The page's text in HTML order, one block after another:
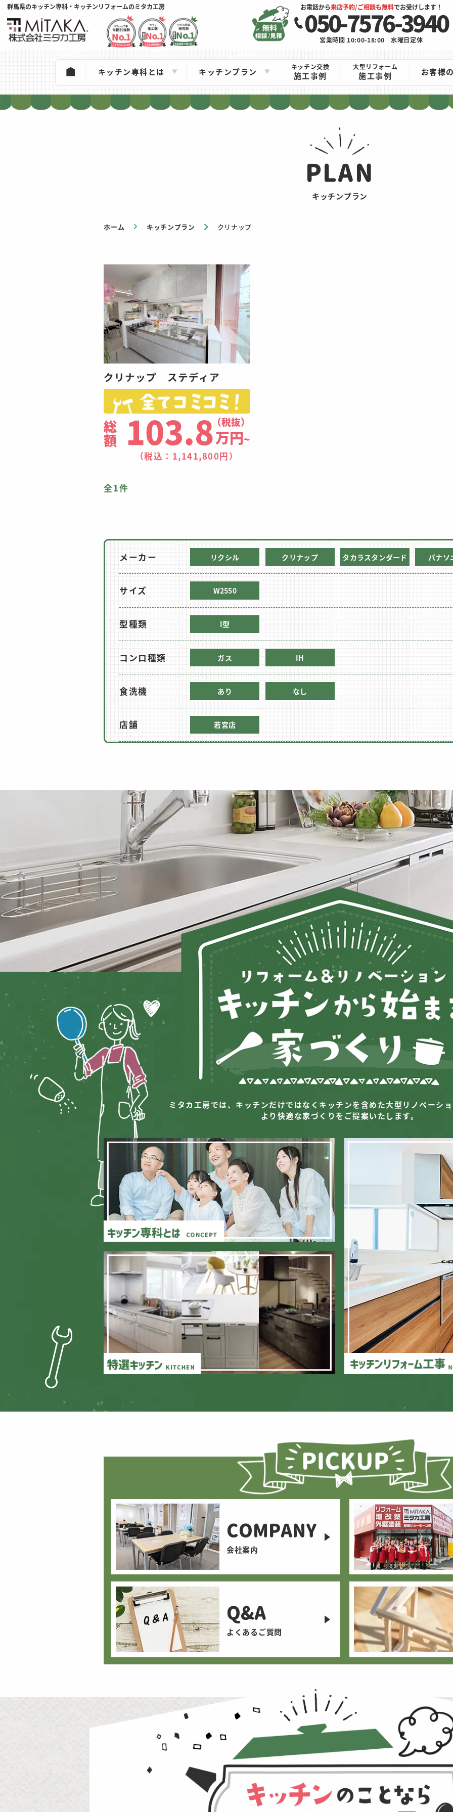
群馬県のキッチン専科・キッチンリフォームのミタカ工房 お電話から来店予約/ご相談も無料でお受けします！
050-7576-3940
営業時間 10:00-18:00 水曜日定休
キッチン専科とは キッチンプラン キッチン交換
施工事例
大型リフォーム
施工事例 お客様
PLAN
キッチンプラン
ホーム キッチンプラン クリナップ
クリナップ ステディア
総
額 103.8万円~
（税抜）
（税込： 1,141,800円）
全1件
メーカー リクシル クリナップ タカラスタンダード パナソ
サイズ W2550
型種類 I型
コンロ種類 ガス IH
食洗機 あり なし
店舗 若宮店
ミタカ工房では、キッチンだけではなく キッチンを含めた大型リノベーシ
より快適な家づくりをご提案いたします。
COMPANY
会社案内
Q&A
よくあるご質問